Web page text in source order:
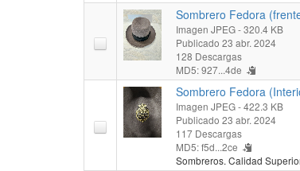
Sombrero Fedora
Imagen JPEG- 320.4 KB
Publicado 23 abr. 2024
128 Descargas
MD5: 927...4de
Sombrero Fedora
Imagen JPEG- 422.3 KB
Publicado 23 abr. 2024
117 Descargas
MD5: f5d...2ce
Sombreros. Calidad